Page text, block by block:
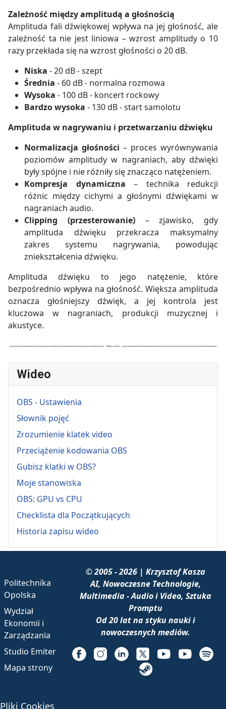
Zależność między amplitudą a głośnością
Amplituda fali dźwiękowej wpływa na jej głośność, ale
zależność ta nie jest liniowa – wzrost amplitudy o 10
razy przekłada się na wzrost głośności o 20 dB.
Niska - 20 dB - szept
Średnia - 60 dB - normalna rozmowa
Wysoka - 100 dB - koncert rockowy
Bardzo wysoka - 130 dB - start samolotu
Amplituda w nagrywaniu i przetwarzaniu dźwięku
Normalizacja głośności – proces wyrównywania
poziomów amplitudy w nagraniach, aby dźwięki
były spójne i nie różniły się znacząco natężeniem.
Kompresja dynamiczna – technika redukcji
różnic między cichymi a głośnymi dźwiękami w
nagraniach audio.
Clipping (przesterowanie)– zjawisko, gdy
amplituda dźwięku przekracza maksymalny
zakres systemu nagrywania, powodując
zniekształcenia dźwięku.
Amplituda dźwięku to jego natężenie, które
bezpośrednio wpływa na głośność. Większa amplituda
oznacza głośniejszy dźwięk, a jej kontrola jest
kluczowa w nagraniach, produkcji muzycznej i
akustyce.
Wideo
OBS - Ustawienia
Słownik pojęć
Zrozumienie klatek video
Przeciążenie kodowania OBS
Gubisz klatki w OBS?
Moje stanowiska
OBS: GPU vs CPU
Checklista dla Początkujących
Historia zapisu wideo
Politechnika
Opolska
Wydział
Ekonomii i
Zarządzania
Studio Emiter
Mapa strony
© 2005 - 2026 | Krzysztof Kasza
AI, Nowoczesne Technologie,
Multimedia - Audio i Video, Sztuka
Promptu
Od 20 lat na styku nauki i
nowoczesnych mediów.
Pliki Cookies